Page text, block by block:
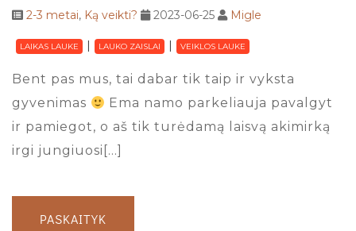
2-3 metai, Ką veikti? 2023-06-25 Migle
LAIKAS LAUKE LAUKO ZAISLAI VEIKLOS LAUKE
Bent pas mus, tai dabar tik taip ir vyksta
gyvenimas
Ema namo parkeliauja pavalgyt
ir pamiegot, o aš tik turėdamą laisvą akimirką
irgi jungiuosi[…]
PASKAITYK